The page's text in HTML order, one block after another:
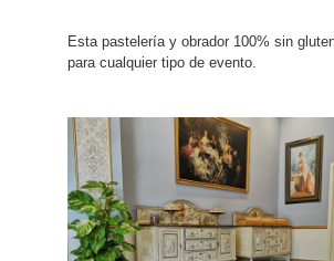
Esta pastelería y obrador 100% sin
para cualquier tipo de evento.